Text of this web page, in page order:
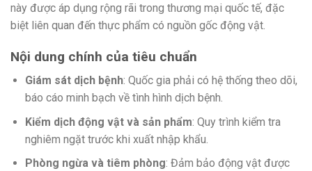
này được áp dụng rộng rãi trong thương mại quốc tế, đặc
biệt liên quan đến thực phẩm có nguồn gốc động vật.
Nội dung chính của tiêu chuẩn
Giám sát dịch bệnh: Quốc gia phải có hệ thống theo dõi,
báo cáo minh bạch về tình hình dịch bệnh.
Kiểm dịch động vật và sản phẩm: Quy trình kiểm tra
nghiêm ngặt trước khi xuất nhập khẩu.
Phòng ngừa và tiêm phòng: Đảm bảo động vật được